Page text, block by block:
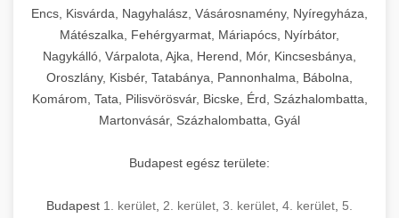
Encs, Kisvárda, Nagyhalász, Vásárosnamény, Nyíregyháza,
Mátészalka, Fehérgyarmat, Máriapócs, Nyírbátor,
Nagykálló, Várpalota, Ajka, Herend, Mór, Kincsesbánya,
Oroszlány, Kisbér, Tatabánya, Pannonhalma, Bábolna,
Komárom, Tata, Pilisvörösvár, Bicske, Érd, Százhalombatta,
Martonvásár, Százhalombatta, Gyál
Budapest egész területe:
Budapest 1. kerület 2. kerület 3. kerület 4. kerület 5.